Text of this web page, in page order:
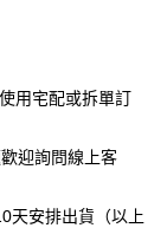
式。 讓您購物簡單
用宅配或拆單訂
迎詢問線上客
天安排出貨（以上